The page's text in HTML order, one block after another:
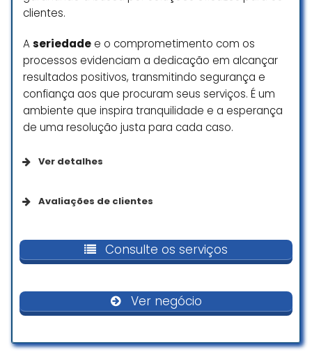
clientes.
Aseriedade e o comprometimento com os
processos evidenciam a dedicação em alcançar
resultados positivos, transmitindo segurança e
confiança aos que procuram seus serviços. É um
ambiente que inspira tranquilidade e a esperança
de uma resolução justa para cada caso.
Ver detalhes
Serviços no local
Acessibilidade
Avaliações de clientes
de comunicação respondem
quando quer não dão informação
pergunta as coisas e não
especifica pra gente pior escritório
processo não responde oque a
Consulte os serviços
Ver negócio